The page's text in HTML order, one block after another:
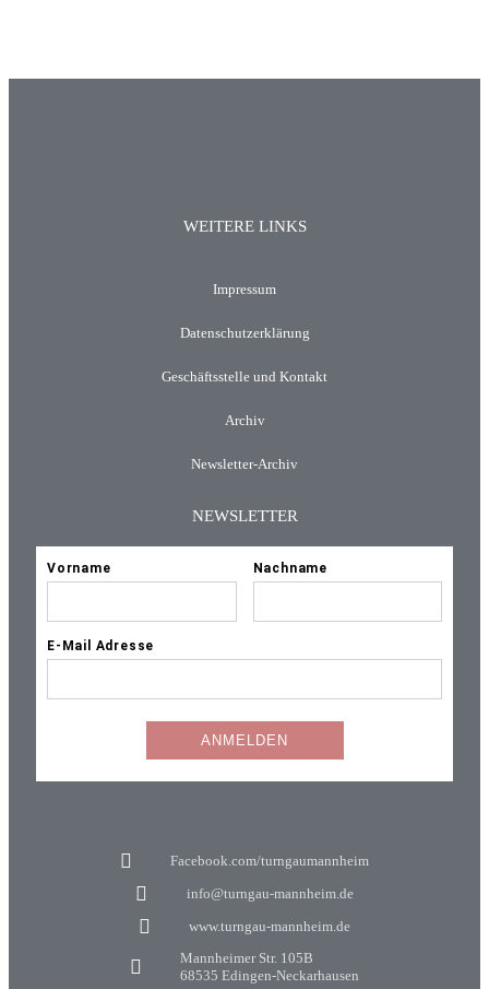
WEITERE LINKS
Impressum
Datenschutzerklärung
Geschäftsstelle und Kontakt
Archiv
Newsletter-Archiv
NEWSLETTER
Facebook.com/turngaumannheim
info@turngau-mannheim.de
www.turngau-mannheim.de
Mannheimer Str. 105B
68535 Edingen-Neckarhausen